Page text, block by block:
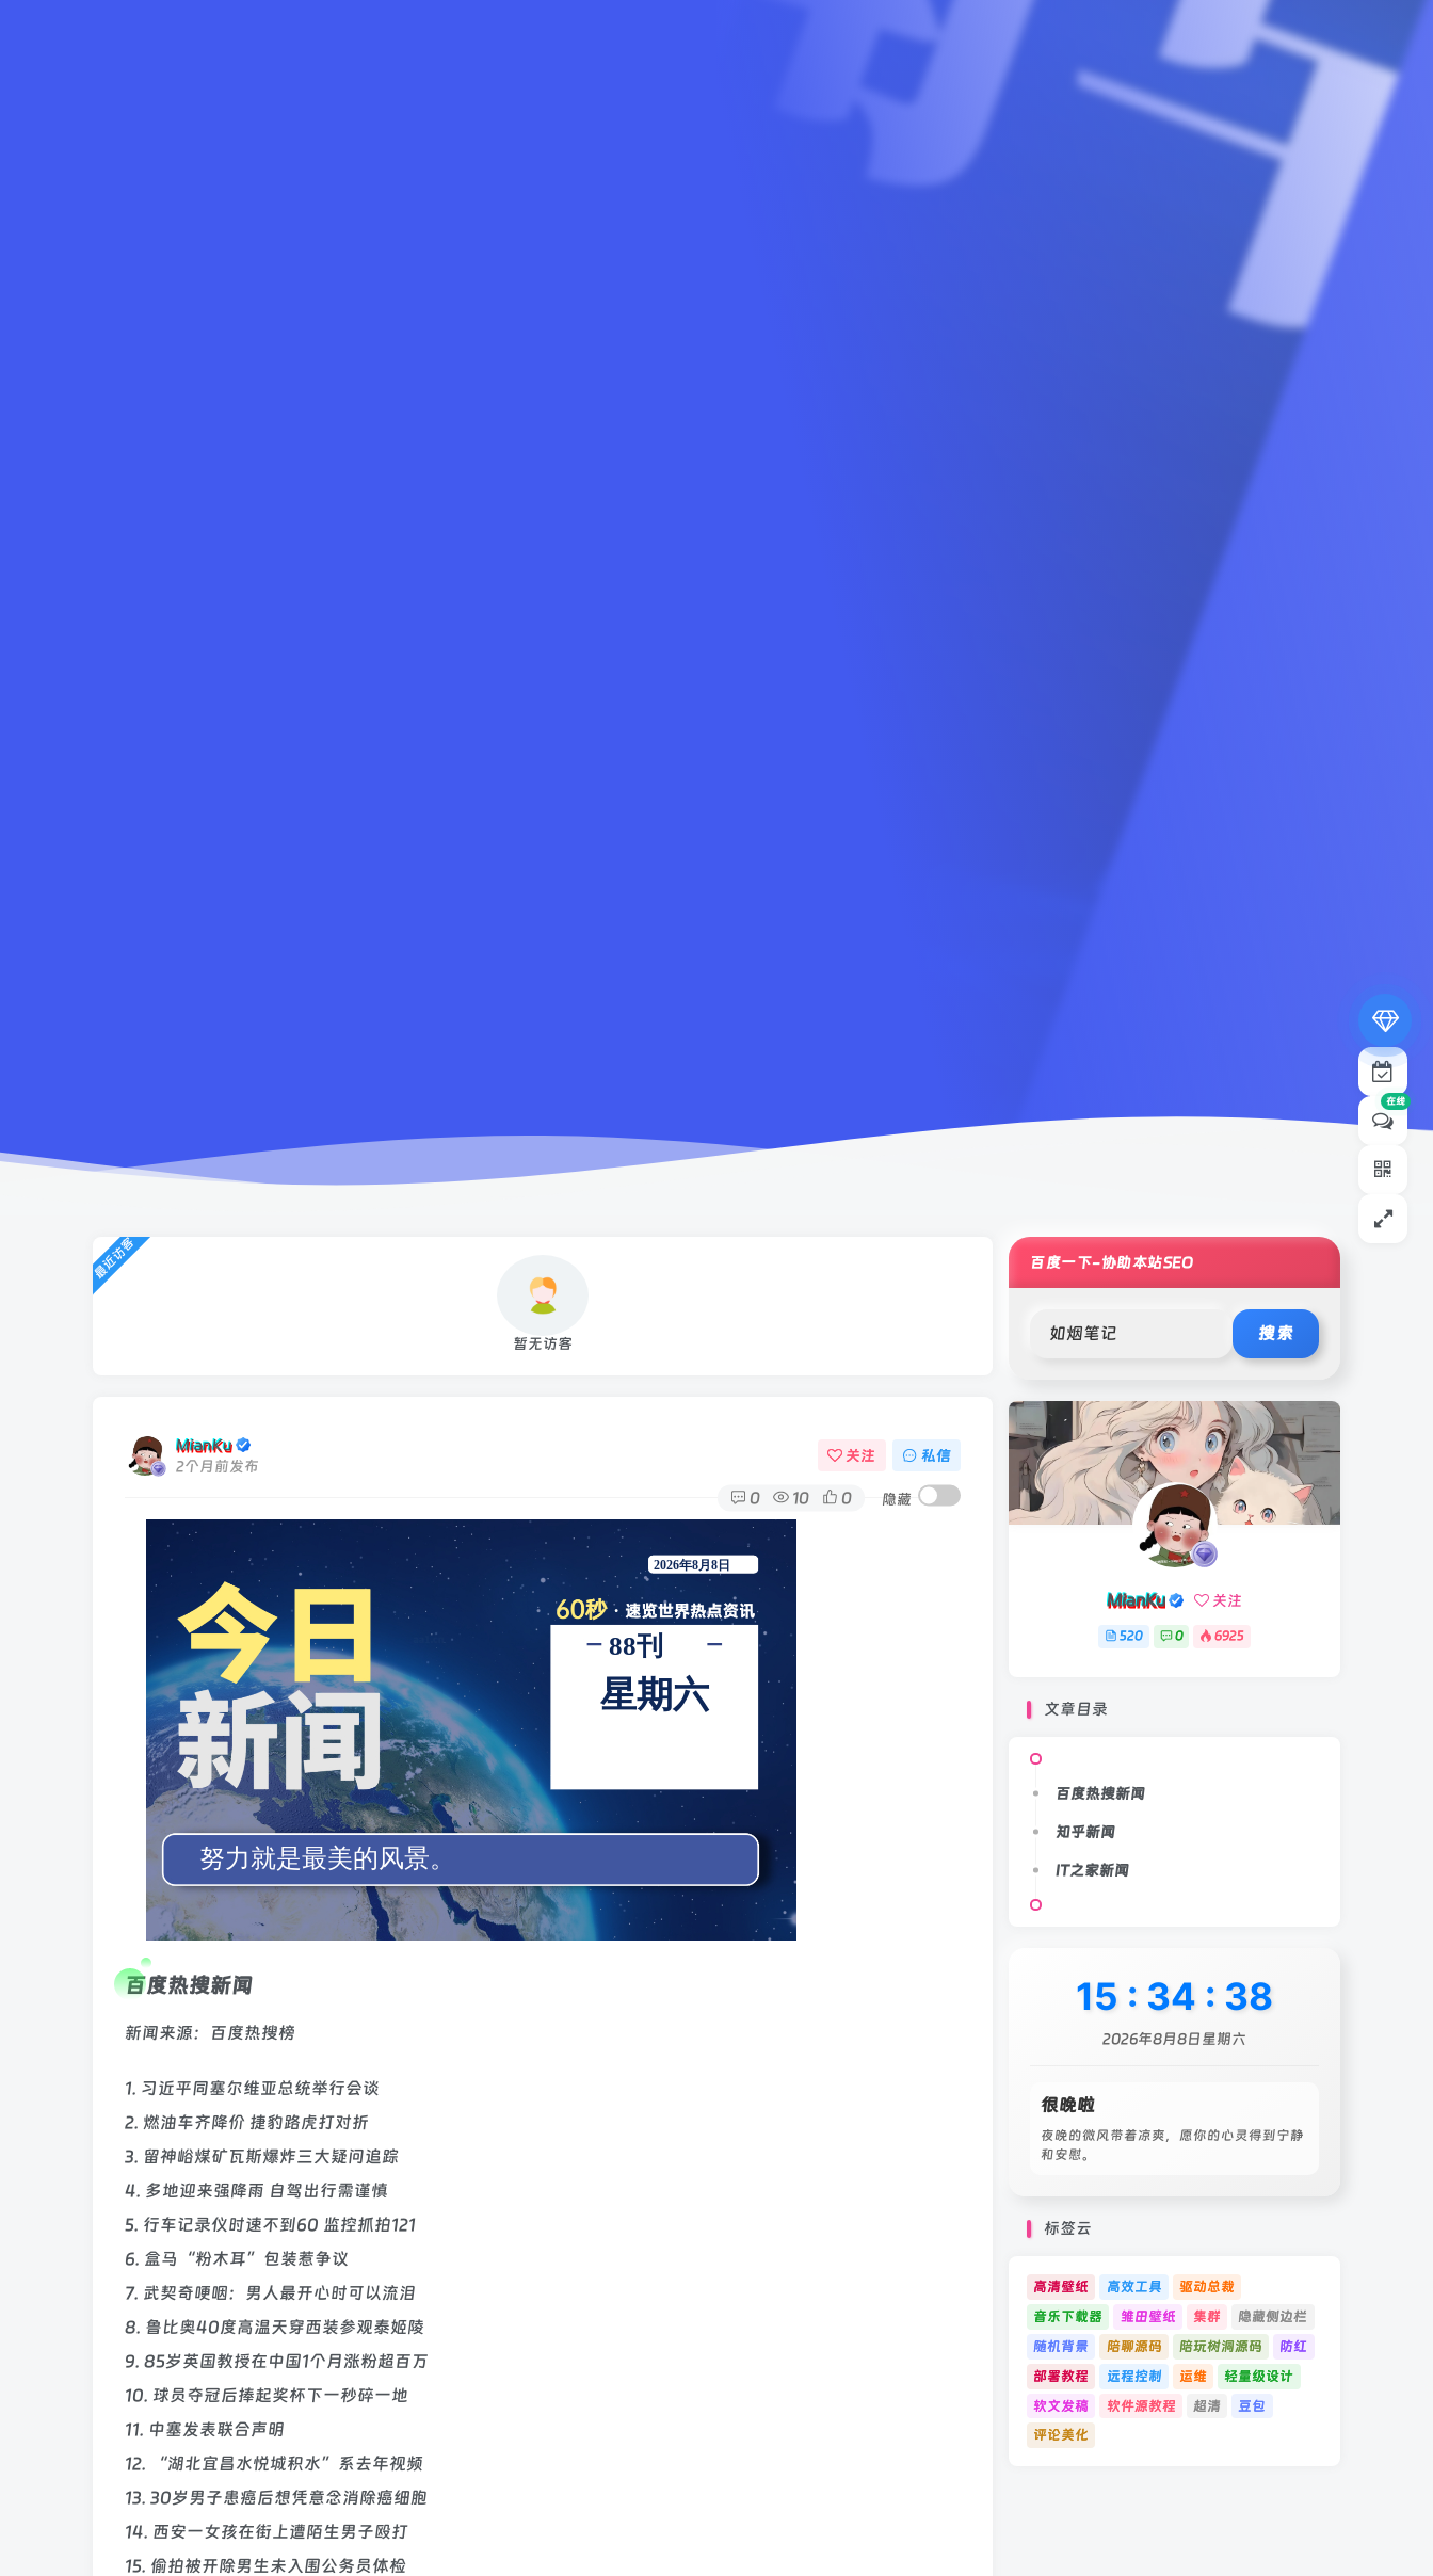
最近访客
暂无访客
MianKu
2个月前发布
关注 私信
0 10 0 隐藏
百度热搜新闻
新闻来源：百度热搜榜
1. 习近平同塞尔维亚总统举行会谈
2. 燃油车齐降价 捷豹路虎打对折
3. 留神峪煤矿瓦斯爆炸三大疑问追踪
4. 多地迎来强降雨 自驾出行需谨慎
5. 行车记录仪时速不到60 监控抓拍121
6. 盒马“粉木耳”包装惹争议
7. 武契奇哽咽：男人最开心时可以流泪
8. 鲁比奥40度高温天穿西装参观泰姬陵
9. 85岁英国教授在中国1个月涨粉超百万
10. 球员夺冠后捧起奖杯下一秒碎一地
11. 中塞发表联合声明
12. “湖北宜昌水悦城积水”系去年视频
13. 30岁男子患癌后想凭意念消除癌细胞
14. 西安一女孩在街上遭陌生男子殴打
15. 偷拍被开除男生未入围公务员体检
百度一下-协助本站SEO
搜索
MianKu 关注
520 0 6925
文章目录
百度热搜新闻
知乎新闻
IT之家新闻
15 : 34 : 41
2026年8月8日星期六
很晚啦
夜晚的微风带着凉爽，愿你的心灵得到宁静
和安慰。
标签云
高清壁纸 高效工具
驱动总裁
音乐下载器
雏田壁纸 集群
隐藏侧边栏
随机背景
陪聊源码 陪玩树洞源码
防红
部署教程
远程控制 运维
轻量级设计
软文发稿
软件源教程 超清
豆包
评论美化
在线